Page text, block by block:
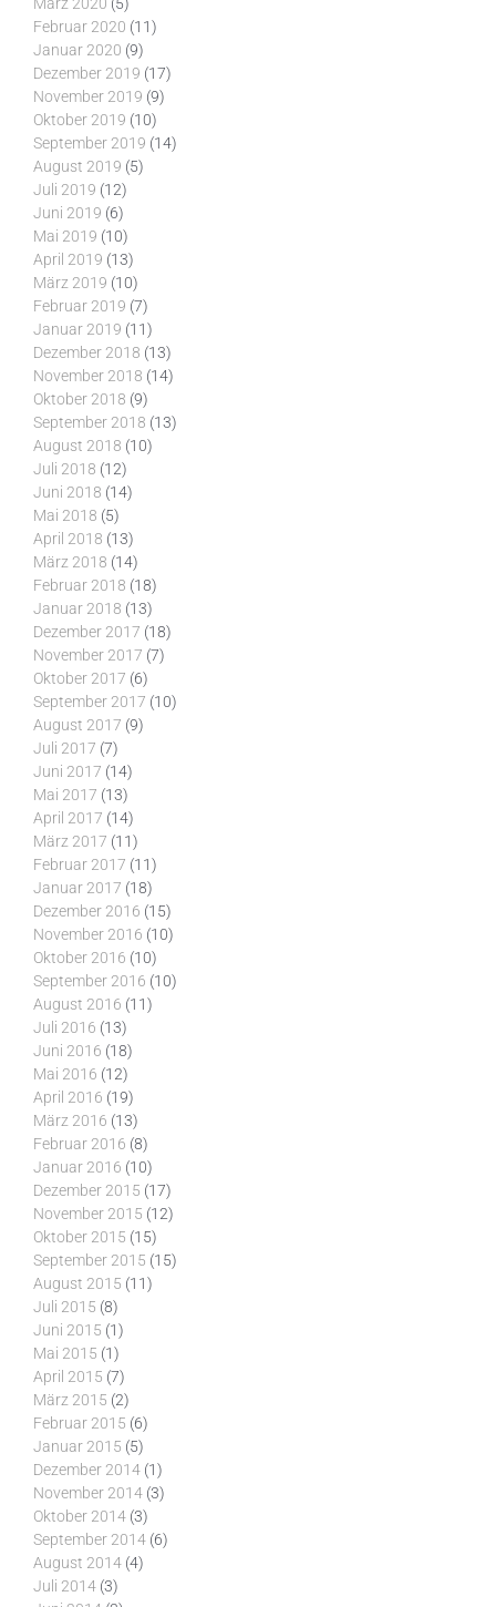
Februar 2020 (11)
Januar 2020 (9)
Dezember 2019 (17)
November 2019 (9)
Oktober 2019 (10)
September 2019 (14)
August 2019 (5)
Juli 2019 (12)
Juni 2019 (6)
Mai 2019 (10)
April 2019 (13)
März 2019 (10)
Februar 2019 (7)
Januar 2019 (11)
Dezember 2018 (13)
November 2018 (14)
Oktober 2018 (9)
September 2018 (13)
August 2018 (10)
Juli 2018 (12)
Juni 2018 (14)
Mai 2018 (5)
April 2018 (13)
März 2018 (14)
Februar 2018 (18)
Januar 2018 (13)
Dezember 2017 (18)
November 2017 (7)
Oktober 2017 (6)
September 2017 (10)
August 2017 (9)
Juli 2017 (7)
Juni 2017 (14)
Mai 2017 (13)
April 2017 (14)
März 2017 (11)
Februar 2017 (11)
Januar 2017 (18)
Dezember 2016 (15)
November 2016 (10)
Oktober 2016 (10)
September 2016 (10)
August 2016 (11)
Juli 2016 (13)
Juni 2016 (18)
Mai 2016 (12)
April 2016 (19)
März 2016 (13)
Februar 2016 (8)
Januar 2016 (10)
Dezember 2015 (17)
November 2015 (12)
Oktober 2015 (15)
September 2015 (15)
August 2015 (11)
Juli 2015 (8)
Juni 2015 (1)
Mai 2015 (1)
April 2015 (7)
März 2015 (2)
Februar 2015 (6)
Januar 2015 (5)
Dezember 2014 (1)
November 2014 (3)
Oktober 2014 (3)
September 2014 (6)
August 2014 (4)
Juli 2014 (3)